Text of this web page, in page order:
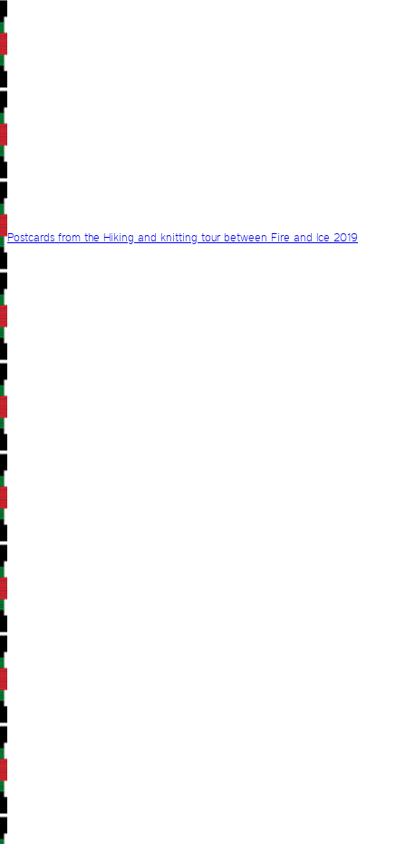
Postcards from the Hiking and knitting tour between Fire and Ice 2019